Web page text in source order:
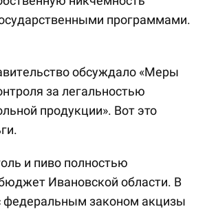
программами.
обсуждало «Меры
за легальностью
продукции». Вот это
и пиво полностью
Ивановской области. В
федеральным законом акцизы